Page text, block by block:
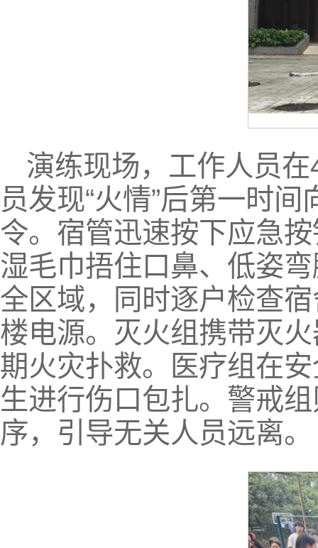
演练现场，工作人员
员发现“火情”后第一时
令。宿管迅速按下应急
湿毛巾捂住口鼻、低姿
全区域，同时逐户检查
楼电源。灭火组携带灭
期火灾扑救。医疗组在
生进行伤口包扎。警戒
序，引导无关人员远离。